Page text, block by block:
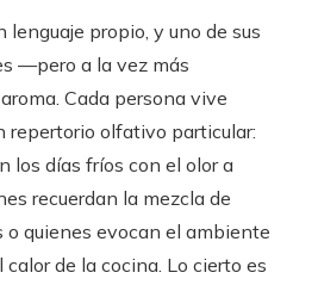
lenguaje propio, y uno de sus
—pero a la vez más
Cada persona vive
repertorio olfativo particular:
los días fríos con el olor a
recuerdan la mezcla de
o quienes evocan el ambiente
de la cocina. Lo cierto es